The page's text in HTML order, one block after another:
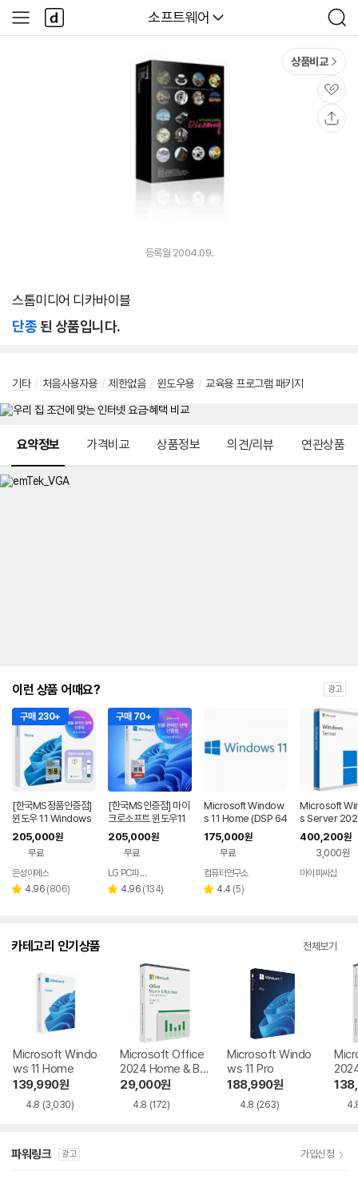
다나와
소프트웨어
검
색
사
이
다
나
와
상품비교
관
심
등록월 2004.09.
스톰미디어 디카바이블
단종된 상품입니다.
기타 / 처음사용자용 / 제한없음 / 윈도우용 / 교육용 프로그램 패키지
요약정보 가격비교 상품정보 의견/리뷰 연관상품
이런 상품 어때요? 광고
구매 230+
[한국MS정품인증점]
윈도우 11 Windows
Home FPP 처음사용
자용 USB 영구 버전
제품키 + EZPDF 번들
합본팩
205,000원
무료
페이
은성이에스
별 4.96 리
(806)
구매 70+
[한국MS인증점] 마이
크로소프트 윈도우11
홈 Windows Home
FPP 처음사용자용 한
글 USB포함
205,000원
무료
페이
LG PC파트너 해오름
별 4.96 리
(134)
Microsoft Window
s 11 Home (DSP 64
bit 한글)
175,000원
무료
컴퓨터연구소
별 4.4 리
(5)
Microsoft
s Server
ndard 기업용
추가용 DSP
400,200원
3,000원
마이피씨샵
카테고리 인기상품 전체보기
Microsoft Windo
ws 11 Home
139,990원
4.8 (3,030)
Microsoft Office
2024 Home & Bu
siness
29,000원
4.8 (172)
Microsoft Windo
ws 11 Pro
188,990원
4.8 (263)
파워링크 광고 가입신청